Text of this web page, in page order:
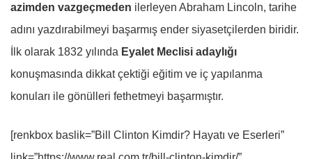
azimden vazgeçmeden ilerleyen Abraham Lincoln, tarihe
adını yazdırabilmeyi başarmış ender siyasetçilerden biridir.
İlk olarak 1832 yılında Eyalet Meclisi adaylığı
konuşmasında dikkat çektiği eğitim ve iç yapılanma
konuları ile gönülleri fethetmeyi başarmıştır.
[renkbox baslik=”Bill Clinton Kimdir? Hayatı ve Eserleri”